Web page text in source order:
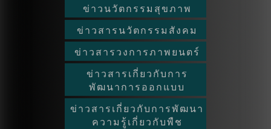
ข่าวนวัตกรรมสุขภาพ
ข่าวสารนวัตกรรมสังคม
ข่าวสารวงการภาพยนตร์
ข่าวสารเกี่ยวกับการ
พัฒนาการออกแบบ
ข่าวสารเกี่ยวกับการพัฒนา
ความรู้เกี่ยวกับพืช